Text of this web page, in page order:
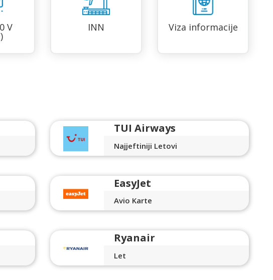
V INN Viza informacije
TUI Airways
Najjeftiniji Letovi
EasyJet
Avio Karte
Ryanair
Let